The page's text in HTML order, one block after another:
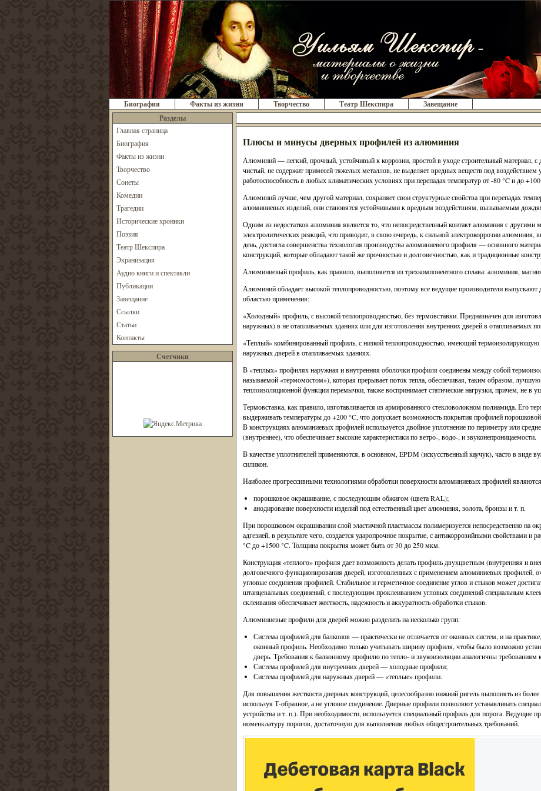
Биография Факты из жизни Творчество Театр Шекспира Завещание
Разделы
Главная страница
Биография
Факты из жизни
Творчество
Сонеты
Комедии
Трагедии
Исторические хроники
Поэзия
Театр Шекспира
Экранизация
Аудио книги и спектакли
Публикации
Завещание
Ссылки
Статьи
Контакты
Счетчики
Плюсы и минусы дверных профилей из алюминия
Алюминий — легкий, прочный, устойчивый к коррозии, простой в уходе строительный материал, с
чистый, не содержит примесей тяжелых металлов, не выделяет вредных веществ под воздействием
работоспособность в любых климатических условиях при перепадах температур от -80 °C и до
Алюминий лучше, чем другой материал, сохраняет свои структурные свойства при перепадах
алюминиевых изделий, они становятся устойчивыми к вредным воздействиям, вызываемым
Одним из недостатков алюминия является то, что непосредственный контакт алюминия с другими
электролитических реакций, что приводит, в свою очередь, к сильной электрокоррозии алюминия,
день, достигла совершенства технология производства алюминиевого профиля — основного
конструкций, которые обладают такой же прочностью и долговечностью, как и традиционные
Алюминиевый профиль, как правило, выполняется из трехкомпонентного сплава: алюминия,
Алюминий обладает высокой теплопроводностью, поэтому все ведущие производители выпускают
областью применения:
«Холодный» профиль, с высокой теплопроводностью, без термовставки. Предназначен для
наружных) в не отапливаемых зданиях или для изготовления внутренних дверей в отапливаемых
«Теплый» комбинированный профиль, с низкой теплопроводностью, имеющий термоизолирующую
наружных дверей в отапливаемых зданиях.
В «теплых» профилях наружная и внутренняя оболочки профиля соединены между собой
называемой «термомостом»), которая прерывает поток тепла, обеспечивая, таким образом,
теплоизоляционной функции перемычки, также воспринимает статические нагрузки, причем, не в
Термовставка, как правило, изготавливается из армированного стекловолокном полиамида. Его
выдерживать температуры до +200 °C, что допускает возможность покрытия профилей
В конструкциях алюминиевых профилей используется двойное уплотнение по периметру или
(внутреннее), что обеспечивает высокие характеристики по ветро-, водо-, и звуконепроницаемости.
В качестве уплотнителей применяются, в основном, EPDM (искусственный каучук), часто в виде
силикон.
Наиболее прогрессивными технологиями обработки поверхности алюминиевых профилей
порошковое окрашивание, с последующим обжигом (цвета RAL);
анодирование поверхности изделий под естественный цвет алюминия, золота, бронзы и т. п.
При порошковом окрашивании слой эластичной пластмассы полимеризуется непосредственно на
адгезией, в результате чего, создается ударопрочное покрытие, с антикоррозийными свойствами
°C до +1500 °C. Толщина покрытия может быть от 30 до 250 мкм.
Конструкция «теплого» профиля дает возможность делать профиль двухцветным (внутренняя и
долговечного функционирования дверей, изготовленных с применением алюминиевых профилей,
угловые соединения профилей. Стабильное и герметичное соединение углов и стыков может
штанцевальных соединений, с последующим проклеиванием угловых соединений специальным
склеивания обеспечивает жесткость, надежность и аккуратность обработки стыков.
Алюминиевые профили для дверей можно разделить на несколько групп:
Система профилей для балконов — практически не отличается от оконных систем, и на
оконный профиль. Необходимо только учитывать ширину профиля, чтобы было возможно
дверь. Требования к балконному профилю по тепло- и звукоизоляции аналогичны требованиям
Система профилей для внутренних дверей — холодные профили;
Система профилей для наружных дверей — «теплые» профили.
Для повышения жесткости дверных конструкций, целесообразно нижний ригель выполнять из
используя Т-образное, а не угловое соединение. Дверные профили позволяют устанавливать
устройства и т. п.). При необходимости, используется специальный профиль для порога. Ведущие
номенклатуру порогов, достаточную для выполнения любых общестроительных требований.